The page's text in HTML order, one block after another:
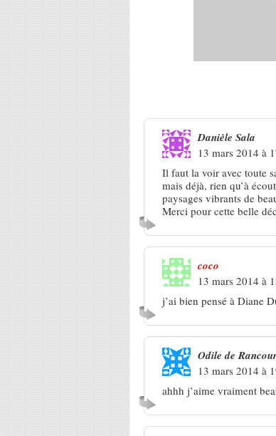
Danièle Sala
13 mars 2014 à
Il faut la voir avec toute
mais déjà, rien qu’à
paysages vibrants de
Merci pour cette belle
coco
13 mars 2014 à
j’ai bien pensé à Diane
Odile de
13 mars 2014 à
ahhh j’aime vraiment